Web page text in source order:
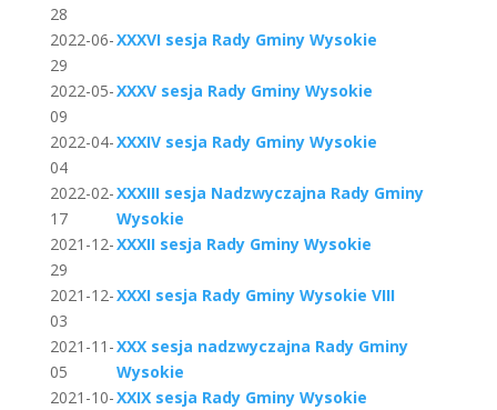
28
2022-06-
29
XXXVI sesja Rady Gminy Wysokie
2022-05-
09
XXXV sesja Rady Gminy Wysokie
2022-04-
04
XXXIV sesja Rady Gminy Wysokie
2022-02-
17
XXXIII sesja Nadzwyczajna Rady Gminy
Wysokie
2021-12-
29
XXXII sesja Rady Gminy Wysokie
2021-12-
03
XXXI sesja Rady Gminy Wysokie VIII
2021-11-
05
XXX sesja nadzwyczajna Rady Gminy
Wysokie
2021-10-XXIX sesja Rady Gminy Wysokie